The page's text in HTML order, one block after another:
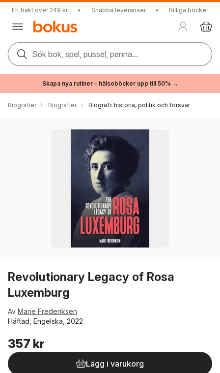
Fri frakt över 249 kr • Snabba leveranser • Billiga böcker
Sök bok, spel, pussel, penna...
Skapa nya rutiner – hälsoböcker upp till 50% →
Biografier Biografier Biografi: historia, politik och försvar
Revolutionary Legacy of Rosa
Luxemburg
Av Marie Frederiksen
Häftad, Engelska, 2022
357 kr
Lägg i varukorg